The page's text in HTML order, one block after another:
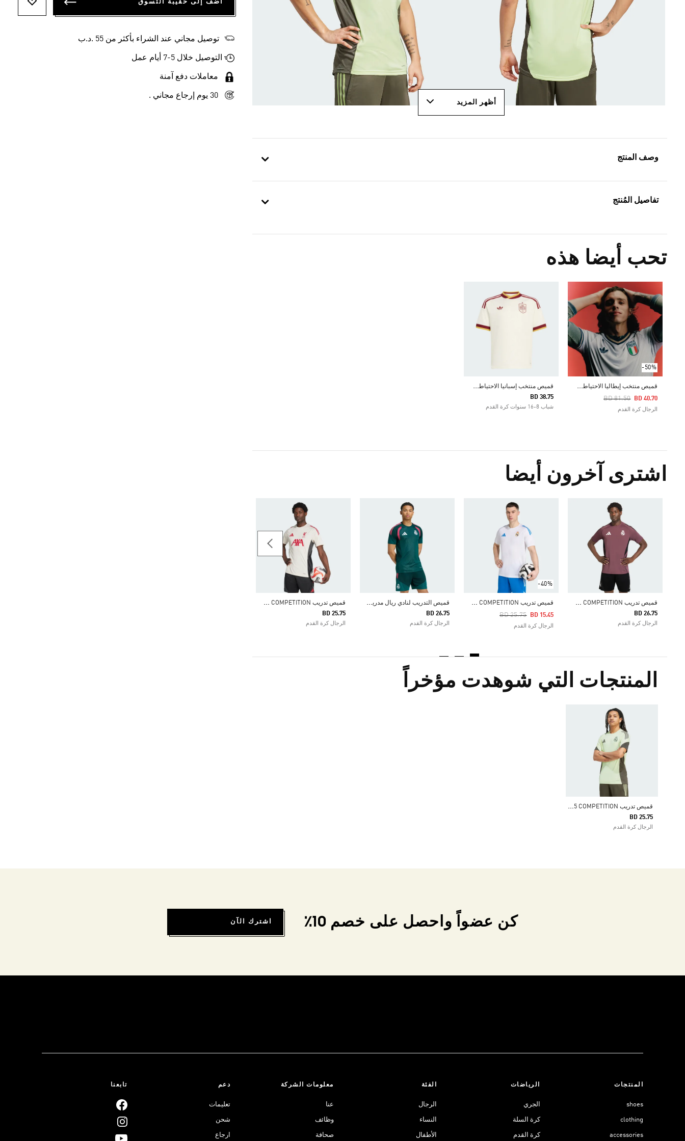
أظهر المزيد
وصف المنتج
تفاصيل المُنتج
تحب أيضا هذه
-50%
ق
ميص منتخب إيطاليا الاحتياطي الأصلي لعام 2026
Price Reduced From
BD 81.50
To BD 40.70
الرجال كرة القدم
ق
ميص منتخب إسبانيا الاحتياطي للأطفال لعام 2026
BD 38.75
شباب 8-16 سنوات كرة القدم
اشترى آخرون أيضا
ق
ميص تدريب REAL MADRID TIRO 25 COMPETITION
BD 26.75
الرجال كرة القدم
-40%
ق
ميص تدريب REAL MADRID TIRO 25 COMPETITION
Price Reduced From
BD 25.75
To BD 15.45
الرجال كرة القدم
ق
ميص التدريب لنادي ريال مدريد TIRO 26 COMPETITION لموسم 26/27
BD 26.75
الرجال كرة القدم
ق
ميص تدريب LIVERPOOL FC TIRO 25 COMPETITION
BD 25.75
الرجال كرة القدم
المنتجات التي شوهدت مؤخراً
ق
ميص تدريب REAL MADRID TIRO 25 COMPETITION
BD 25.75
الرجال كرة القدم
أضف إلى حقيبة التسوق
توصيل مجاني عند الشراء بأكثر من 55 .د.ب‎
التوصيل خلال 5-7 أيام عمل
معاملات دفع آمنة
30 يوم إرجاع مجاني .
كن عضواً واحصل على خصم 10٪ اشترك الآن
المنتجات
shoes
clothing
accessories
الرياضات
الجري
كرة السلة
كرة القدم
الفئة
الرجال
النساء
الأطفال
معلومات الشركة
عنا
وظائف
صحافة
دعم
تعليمات
شحن
ارجاع
تابعنا